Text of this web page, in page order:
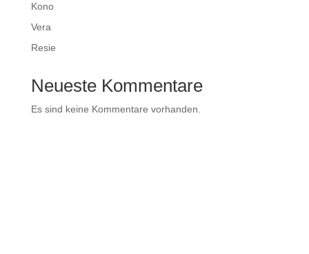
Kono
Vera
Resie
Neueste Kommentare
Es sind keine Kommentare vorhanden.